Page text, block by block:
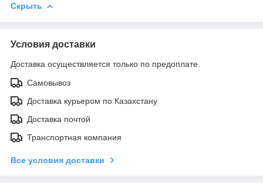
Скрыть
Условия доставки
Доставка осуществляется только по предоплате.
Самовывоз
Доставка курьером по Казахстану
Доставка почтой
Транспортная компания
Все условия доставки